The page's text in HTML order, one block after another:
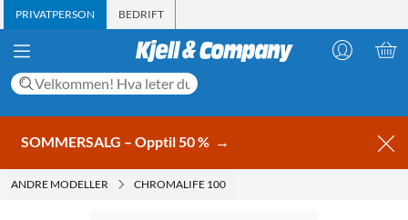
PRIVATPERSON BEDRIFT
SOMMERSALG – Opptil 50 % →
ANDRE MODELLER CHROMALIFE 100